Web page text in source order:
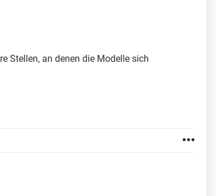
Stellen, an denen die Modelle sich